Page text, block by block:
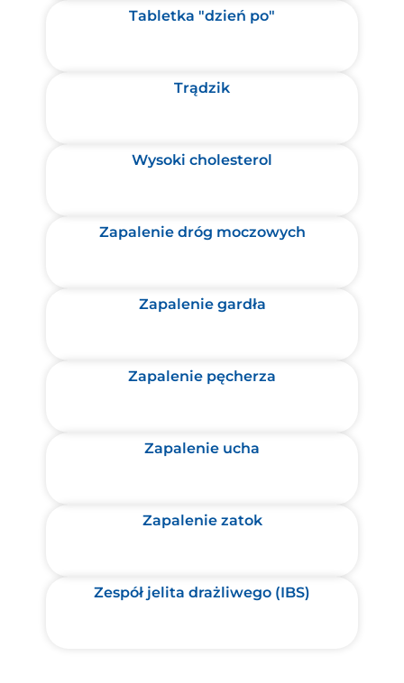
Tabletka "dzień po"
Trądzik
Wysoki cholesterol
Zapalenie dróg moczowych
Zapalenie gardła
Zapalenie pęcherza
Zapalenie ucha
Zapalenie zatok
Zespół jelita drażliwego (IBS)